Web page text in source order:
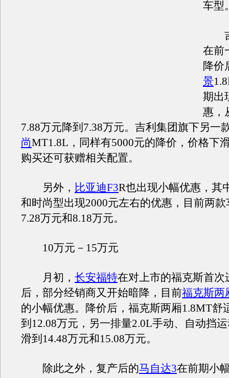
车型
吉
在前
降价
景
期出
惠，
7.88万元降到7.38万元。吉利集团旗下另一
尚MT1.8L，同样有5000元的降价，价格下
购买还可获赠相关配置。
另外， 比亚迪F3R也出现小幅优惠，其
和时尚型出现2000元左右的优惠，目前两
7.28万元和8.18万元。
10万元－15万元
月初， 长安福特在对上市的福克斯首次
后，部分经销商又开始暗降，目前福克斯两
的小幅优惠。降价后，福克斯两厢1.8MT舒
到12.08万元，另一排量2.0L手动、自动挡
滑到14.48万元和15.08万元。
除此之外，复产后的马自达3在前期小